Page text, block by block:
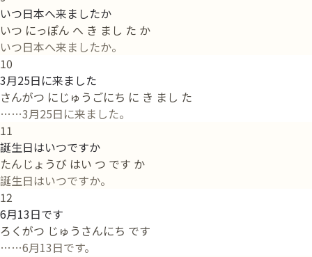
いつ日本へ来ましたか
いつ にっぽん へ き まし た か
いつ日本へ来ましたか。
10
3月25日に来ました
さんがつ にじゅうごにち に き まし た
……3月25日に来ました。
11
誕生日はいつですか
たんじょうび はい つ です か
誕生日はいつですか。
12
6月13日です
ろくがつ じゅうさんにち です
……6月13日です。